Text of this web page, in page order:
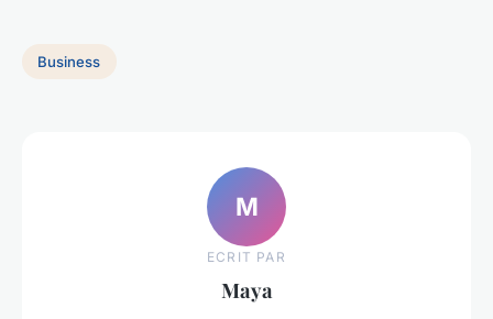
Business
M
ECRIT PAR
Maya